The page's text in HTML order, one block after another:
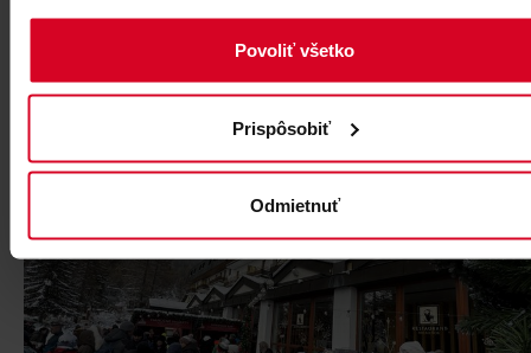
Povoliť všetko
Prispôsobiť
Odmietnuť